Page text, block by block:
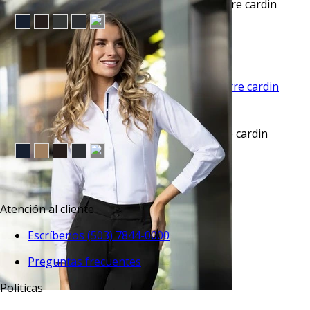
Pantalón vestir slim fit advance beige pierre cardin
$45.50
TU TERCERA PRENDA GRATIS
VISTA RAPIDA
Pantalón vestir slim fit advance gris pierre cardin
$45.50
TU TERCERA PRENDA GRATIS
Atención al cliente
Escríbenos (503) 7844-0000
Preguntas frecuentes
Políticas